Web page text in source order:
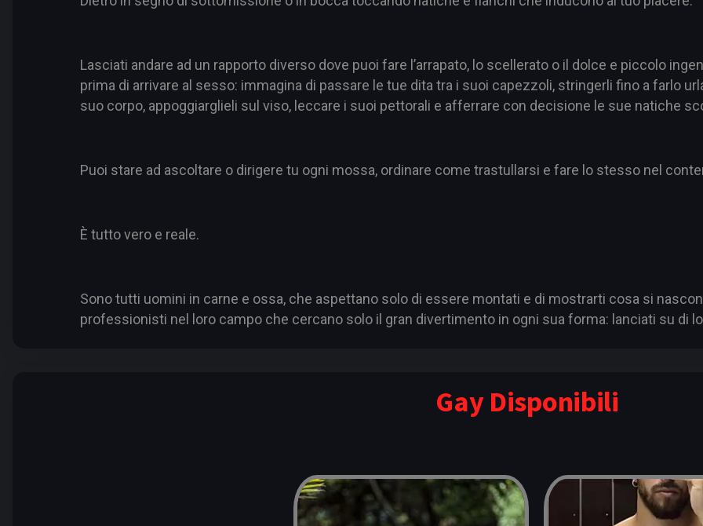
Lasciati andare ad un rapporto diverso dove puoi fare l’arrapato, lo scellerato o il dolce e piccolo
prima di arrivare al sesso: immagina di passare le tue dita tra i suoi capezzoli, stringerli fino a farlo
suo corpo, appoggiarglieli sul viso, leccare i suoi pettorali e afferrare con decisione le sue natiche
Puoi stare ad ascoltare o dirigere tu ogni mossa, ordinare come trastullarsi e fare lo stesso nel
È tutto vero e reale.
Sono tutti uomini in carne e ossa, che aspettano solo di essere montati e di mostrarti cosa si
professionisti nel loro campo che cercano solo il gran divertimento in ogni sua forma: lanciati su di
Gay Disponibili